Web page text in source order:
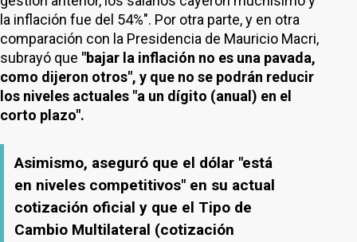
la inflación fue del 54%". Por otra parte, y en otra
comparación con la Presidencia de Mauricio Macri,
subrayó que "bajar la inflación no es una pavada,
como dijeron otros", y que no se podrán reducir
los niveles actuales "a un dígito (anual) en el
corto plazo".
Asimismo, aseguró que el dólar "está
en niveles competitivos" en su actual
cotización oficial y que el Tipo de
Cambio Multilateral (cotización